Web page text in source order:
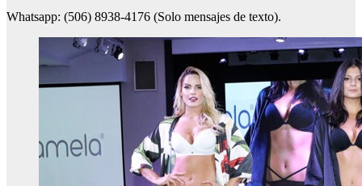
Whatsapp: (506) 8938-4176 (Solo mensajes de texto).